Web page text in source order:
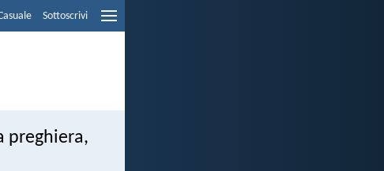
Sottoscrivi
preghiera,